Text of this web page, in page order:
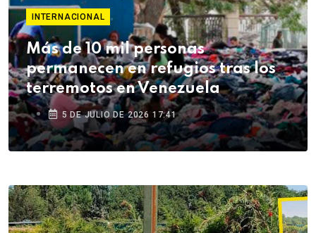
INTERNACIONAL
Más de 10 mil personas
permanecen en refugios tras los
terremotos en Venezuela
5 DE JULIO DE 2026 17:41